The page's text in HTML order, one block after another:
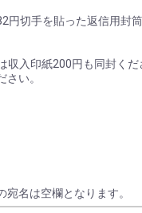
切手を貼った返信用封
収入印紙200円も同封くだ
い。
名は空欄となります。